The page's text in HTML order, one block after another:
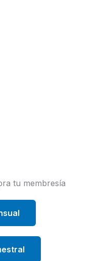
tu membresía